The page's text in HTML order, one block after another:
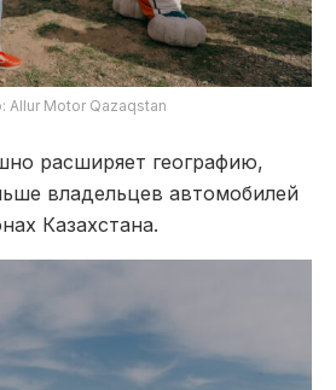
Allur Motor Qazaqstan
расширяет географию,
владельцев автомобилей
Казахстана.